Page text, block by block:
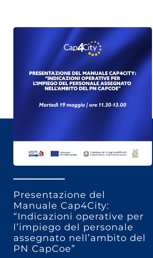
Presentazione del
Manuale Cap4City:
“Indicazioni operative per
l’impiego del personale
assegnato nell’ambito del
PN CapCoe”